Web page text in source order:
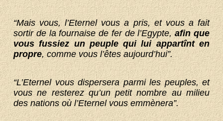
“Mais vous, l’Eternel vous a pris, et vous a fait
sortir de la fournaise de fer de l’Egypte,afin que
vous fussiez un peuple qui lui appartînt en
propre, comme vous l’êtes aujourd’hui”.
“L’Eternel vous dispersera parmi les peuples, et
vous ne resterez qu’un petit nombre au milieu
des nations où l’Eternel vous emmènera”.